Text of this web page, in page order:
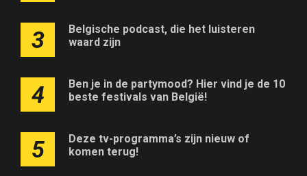
3
Belgische podcast, die het luisteren
waard zijn
4
Ben je in de partymood? Hier vind je de 10
beste festivals van België!
5
Deze tv-programma’s zijn nieuw of
komen terug!